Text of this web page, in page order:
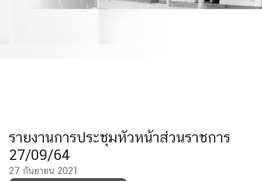
รายงานการประชุมหัวหน้าส่วนราชการ
27/09/64
27 กันยายน 2021